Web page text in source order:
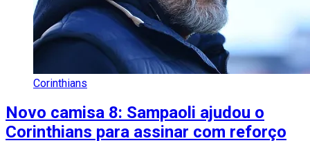
Corinthians
Novo camisa 8: Sampaoli ajudou o
Corinthians para assinar com reforço